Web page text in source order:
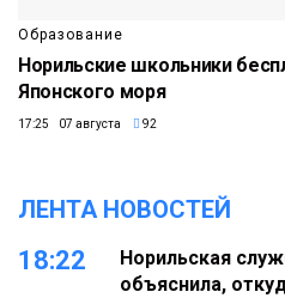
Образование
Норильские школьники
Японского моря
17:25 07 августа 92
ЛЕНТА НОВОСТЕЙ
18:22
Норильская
объяснила,